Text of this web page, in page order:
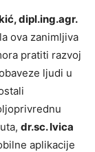
dipl.ing.agr.
ova zanimljiva
pratiti razvoj
ljudi u
dr.sc. Ivica
aplikacije